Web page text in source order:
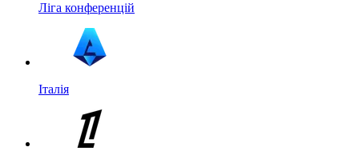
Ліга конференцій
Італія